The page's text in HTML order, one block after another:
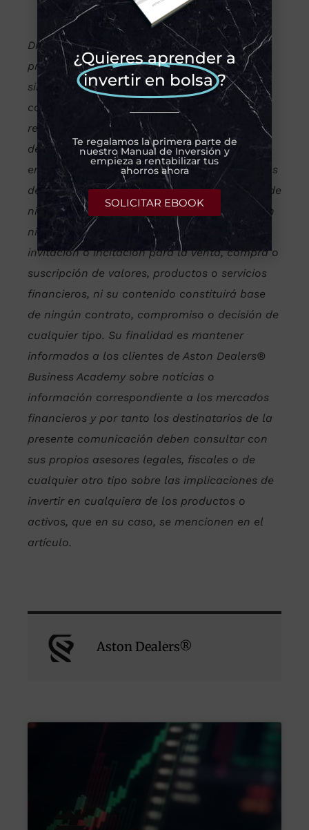
DISCLAIMER:La información y opiniones del
presente artículo tienen carácter informativo,
sin intención de influir en cualquier decisión
comercial y no representan una
recomendación personalizada de inversión ni
de asesoramiento, dado que no se ha tenido
en cuenta la situación financiera, los objetivos
de inversión u otras necesidades personales de
ningún inversor en particular y no constituyen
ni pueden interpretarse como una oferta,
invitación o incitación para la venta, compra o
suscripción de valores, productos o servicios
financieros, ni su contenido constituirá base
de ningún contrato, compromiso o decisión de
cualquier tipo. Su finalidad es mantener
informados a los clientes de Aston Dealers®
Business Academy sobre noticias o
información correspondiente a los mercados
financieros y por tanto los destinatarios de la
presente comunicación deben consultar con
sus propios asesores legales, fiscales o de
cualquier otro tipo sobre las implicaciones de
invertir en cualquiera de los productos o
activos, que en su caso, se mencionen en el
artículo.
Aston Dealers®
¿Quieres aprender a
invertir en bolsa ?
Te regalamos la primera parte de
nuestro Manual de Inversión y
empieza a rentabilizar tus
ahorros ahora
SOLICITAR EBOOK